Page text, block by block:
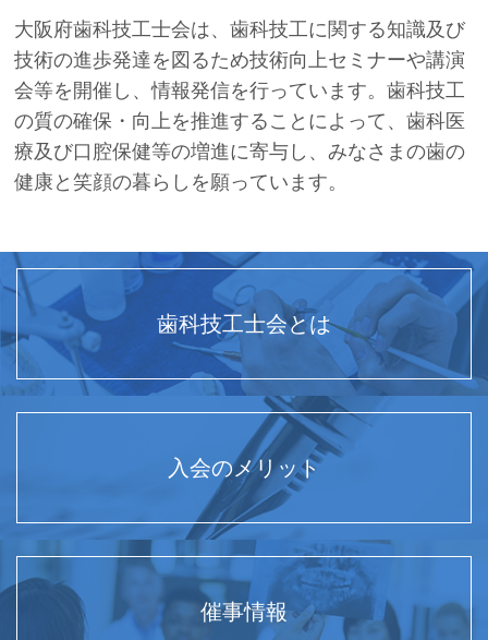
大阪府歯科技工士会は、歯科技工に関する知識及び
技術の進歩発達を図るため技術向上セミナーや講演
会等を開催し、情報発信を行っています。歯科技工
の質の確保・向上を推進することによって、歯科医
療及び口腔保健等の増進に寄与し、みなさまの歯の
健康と笑顔の暮らしを願っています。
歯科技工士会とは
入会のメリット
催事情報